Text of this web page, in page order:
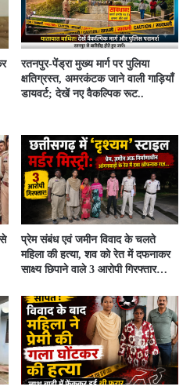
रतनपुर-पेंड्रा मुख्य मार्ग पर पुलिया
क्षतिग्रस्त, अमरकंटक जाने वाली गाड़ियाँ
डायवर्ट; देखें नए वैकल्पिक रूट..
प्रेम संबंध एवं जमीन विवाद के चलते
महिला की हत्या, शव को रेत में दफनाकर
साक्ष्य छिपाने वाले 3 आरोपी गिरफ्तार…